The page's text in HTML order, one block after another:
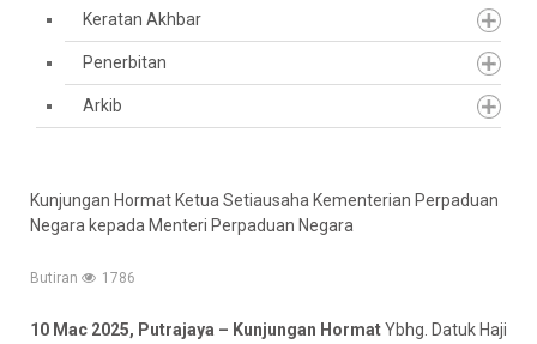
Keratan Akhbar
Penerbitan
Arkib
Kunjungan Hormat Ketua Setiausaha Kementerian Perpaduan
Negara kepada Menteri Perpaduan Negara
Butiran 1786
10 Mac 2025, Putrajaya – Kunjungan HormatYbhg. Datuk Haji